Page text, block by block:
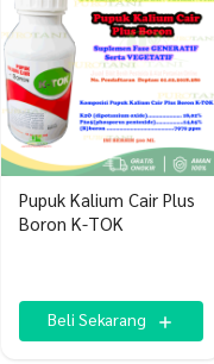
Pupuk Kalium Cair Plus
Boron K-TOK
Beli Sekarang